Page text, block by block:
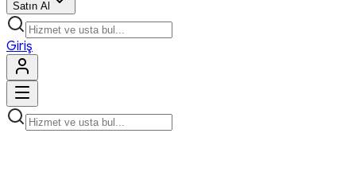
Satın Al
Giriş